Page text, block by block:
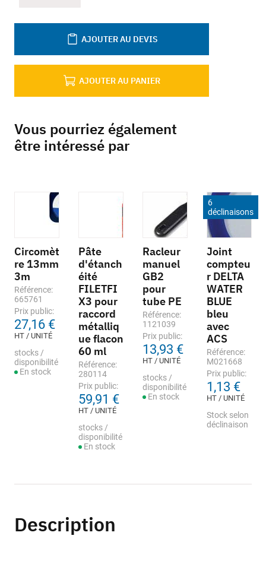
AJOUTER AU PANIER
AJOUTER AU DEVIS
Vous pourriez également
être intéressé par
Circomèt
re 13mm
3m
Référence:
665761
Prix public:
27,16 €
HT / UNITÉ
stocks /
disponibilité
En stock
Pâte
d'étanch
éité
FILETFI
X3 pour
raccord
métalliq
ue flacon
60 ml
Référence:
280114
Prix public:
59,91 €
HT / UNITÉ
stocks /
disponibilité
En stock
Racleur
manuel
GB2
pour
tube PE
Référence:
1121039
Prix public:
13,93 €
HT / UNITÉ
stocks /
disponibilité
En stock
6
déclinaisons
Joint
compteu
r DELTA
WATER
BLUE
bleu
avec
ACS
Référence:
M021668
Prix public:
1,13 €
HT / UNITÉ
Stock selon
déclinaison
Description